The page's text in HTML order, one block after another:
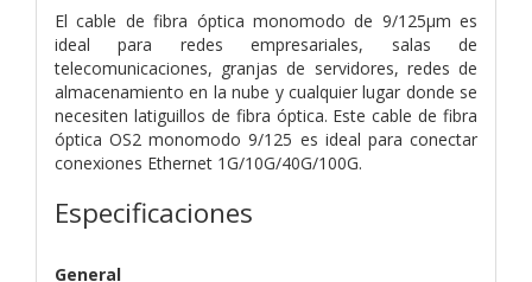
El cable de fibra óptica monomodo de 9/125µm es
ideal para redes empresariales, salas de
telecomunicaciones, granjas de servidores, redes de
almacenamiento en la nube y cualquier lugar donde se
necesiten latiguillos de fibra óptica. Este cable de fibra
óptica OS2 monomodo 9/125 es ideal para conectar
conexiones Ethernet 1G/10G/40G/100G.
Especificaciones
General